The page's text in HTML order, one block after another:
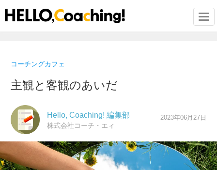
コーチングカフェ
主観と客観のあいだ
Hello, Coaching! 編集部
株式会社コーチ・エィ
2023年06月27日